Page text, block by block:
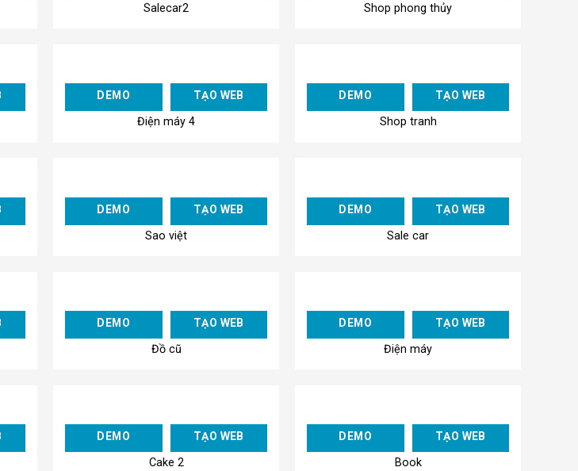
Salecar2 Shop phong thủy
to
Add to
DEMO TẠO WEB
Điện máy 4
Add to
DEMO TẠO WEB
Shop tranh
to
Add to
Wishlist
DEMO TẠO WEB
Sao việt
Add to
Wishlist
DEMO TẠO WEB
Sale car
to
Add to
DEMO TẠO WEB
Đồ cũ
Add to
DEMO TẠO WEB
Điện máy
to
Add to
DEMO TẠO WEB
Cake 2
Add to
DEMO TẠO WEB
Book